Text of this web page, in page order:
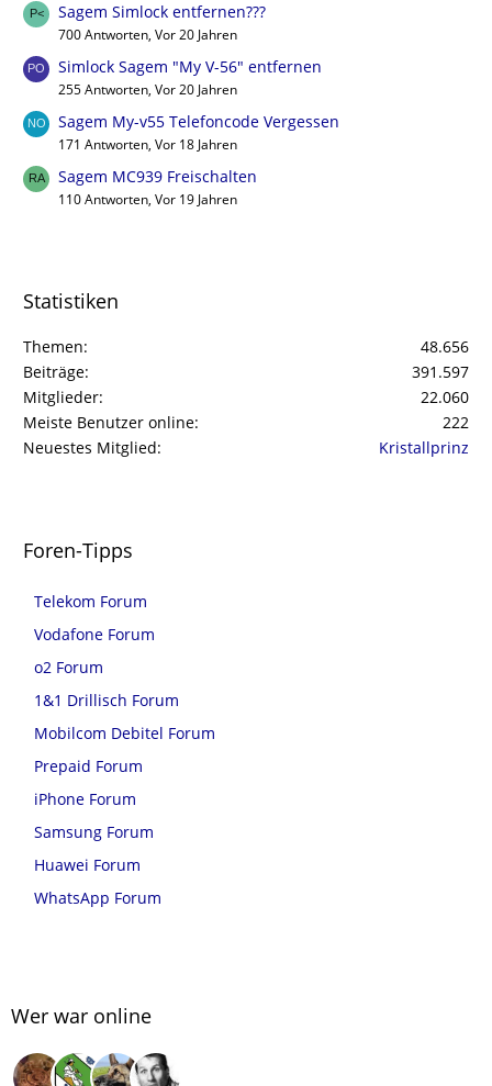
Sagem Simlock entfernen???
700 Antworten, Vor 20 Jahren
Simlock Sagem "My V-56" entfernen
255 Antworten, Vor 20 Jahren
Sagem My-v55 Telefoncode Vergessen
171 Antworten, Vor 18 Jahren
Sagem MC939 Freischalten
110 Antworten, Vor 19 Jahren
Statistiken
Themen
48.656
Beiträge
391.597
Mitglieder
22.060
Meiste Benutzer online
222
Neuestes Mitglied
Kristallprinz
Foren-Tipps
Telekom Forum
Vodafone Forum
o2 Forum
1&1 Drillisch Forum
Mobilcom Debitel Forum
Prepaid Forum
iPhone Forum
Samsung Forum
Huawei Forum
WhatsApp Forum
Wer war online